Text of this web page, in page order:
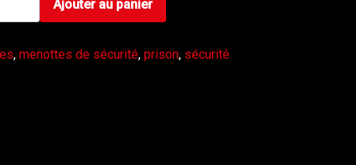
Ajouter au panier
,menottes de sécurité,prison, sécurité